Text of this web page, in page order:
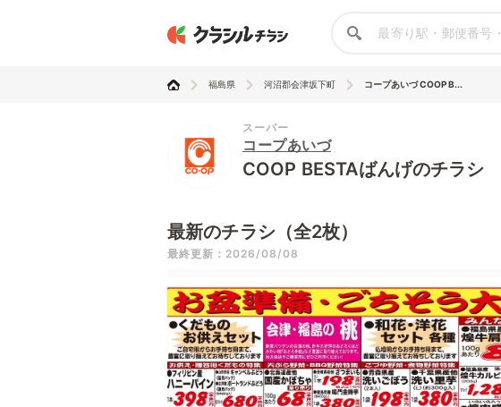
福島県 河沼郡会津坂下町 コープあいづ COOP B...
スーパー
コープあいづ
COOP BESTAばんげのチラシ
最新のチラシ（全2枚）
最終更新：2026/08/08